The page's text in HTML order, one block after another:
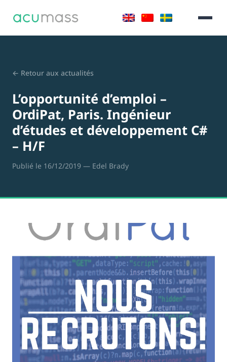
← Retour aux actualités
L’opportunité d’emploi –
OrdiPat, Paris. Ingénieur
d’études et développement C#
– H/F
Publié le 16/12/2019 — Edel Brady